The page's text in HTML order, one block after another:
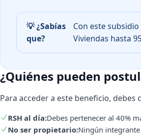
💡 ¿Sabías
que?
Con este
Viviendas hasta
¿Quiénes pueden
Para acceder a este beneficio,
RSH al día:Debes pertenecer al 40%
No ser propietario:Ningún